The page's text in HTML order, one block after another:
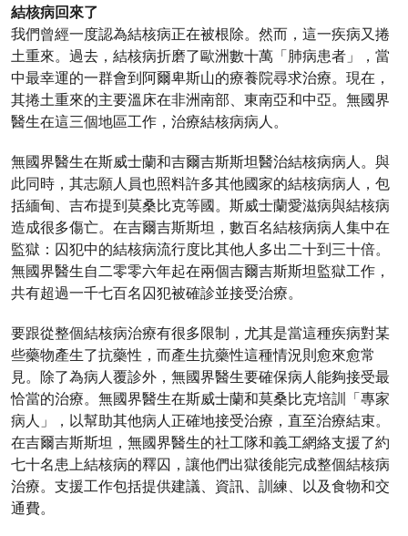
結核病回來了
我們曾經一度認為結核病正在被根除。然而，這一疾病又捲
土重來。過去，結核病折磨了歐洲數十萬「肺病患者」，當
中最幸運的一群會到阿爾卑斯山的療養院尋求治療。現在，
其捲土重來的主要溫床在非洲南部、東南亞和中亞。無國界
醫生在這三個地區工作，治療結核病病人。
無國界醫生在斯威士蘭和吉爾吉斯斯坦醫治結核病病人。與
此同時，其志願人員也照料許多其他國家的結核病病人，包
括緬甸、吉布提到莫桑比克等國。斯威士蘭愛滋病與結核病
造成很多傷亡。在吉爾吉斯斯坦，數百名結核病病人集中在
監獄：囚犯中的結核病流行度比其他人多出二十到三十倍。
無國界醫生自二零零六年起在兩個吉爾吉斯斯坦監獄工作，
共有超過一千七百名囚犯被確診並接受治療。
要跟從整個結核病治療有很多限制，尤其是當這種疾病對某
些藥物產生了抗藥性，而產生抗藥性這種情況則愈來愈常
見。除了為病人覆診外，無國界醫生要確保病人能夠接受最
恰當的治療。無國界醫生在斯威士蘭和莫桑比克培訓「專家
病人」，以幫助其他病人正確地接受治療，直至治療結束。
在吉爾吉斯斯坦，無國界醫生的社工隊和義工網絡支援了約
七十名患上結核病的釋囚，讓他們出獄後能完成整個結核病
治療。支援工作包括提供建議、資訊、訓練、以及食物和交
通費。